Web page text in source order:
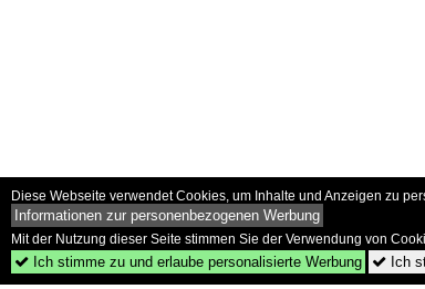
Diese Webseite verwendet Cookies, um Inhalte und Anzeigen zu
Informationen zur personenbezogenen Werbung
Mit der Nutzung dieser Seite stimmen Sie der Verwendung von
 Ich stimme zu und erlaube personalisierte Werbung  Ich